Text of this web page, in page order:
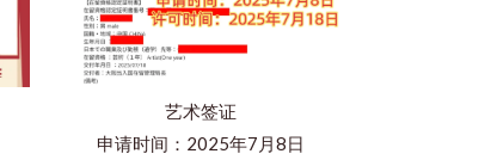
艺术签证
申请时间：2025年7月8日